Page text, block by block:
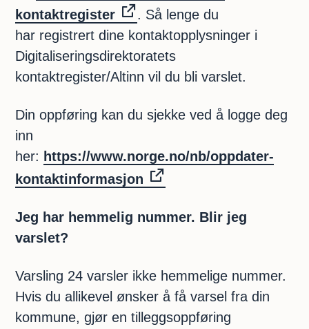
kontaktregister
. Så lenge du
har registrert dine kontaktopplysninger i
Digitaliseringsdirektoratets
kontaktregister/Altinn vil du bli varslet.
Din oppføring kan du sjekke ved å logge deg
inn
her: https://www.norge.no/nb/oppdater-
kontaktinformasjon
Jeg har hemmelig nummer. Blir jeg
varslet?
Varsling 24 varsler ikke hemmelige nummer.
Hvis du allikevel ønsker å få varsel fra din
kommune, gjør en tilleggsoppføring